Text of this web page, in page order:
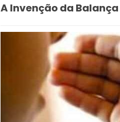
A Invenção da Balança